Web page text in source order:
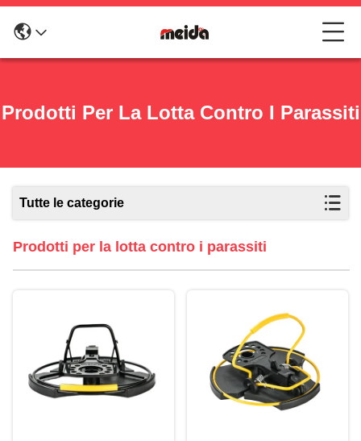
Prodotti Per La Lotta Contro I Parassiti
Tutte le categorie
Prodotti per la lotta contro i parassiti